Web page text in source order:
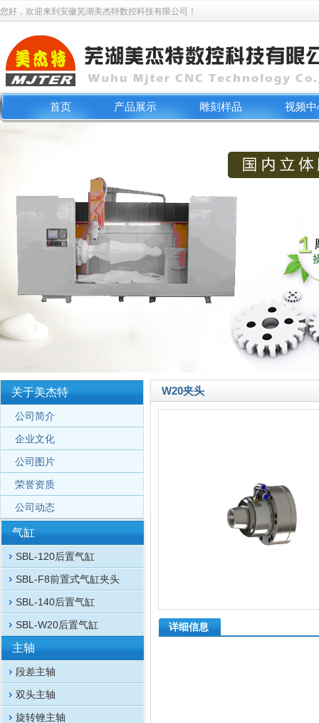
您好，欢迎来到安徽芜湖美杰特数控科技有限公司！
首页 产品展示 雕刻样品 视频中
关于美杰特
公司简介
企业文化
公司图片
荣誉资质
公司动态
气缸
SBL-120后置气缸
SBL-F8前置式气缸夹头
SBL-140后置气缸
SBL-W20后置气缸
主轴
段差主轴
双头主轴
旋转锉主轴
W20夹头
详细信息